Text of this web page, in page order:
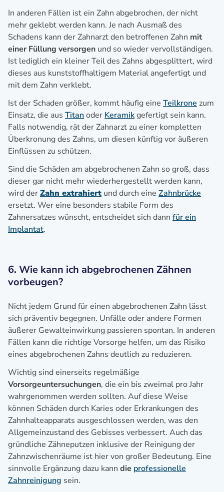
In anderen Fällen ist ein Zahn abgebrochen, der nicht
mehr geklebt werden kann. Je nach Ausmaß des
Schadens kann der Zahnarzt den betroffenen Zahn mit
einer Füllung versorgen und so wieder vervollständigen.
Ist lediglich ein kleiner Teil des Zahns abgesplittert, wird
dieses aus kunststoffhaltigem Material angefertigt und
mit dem Zahn verklebt.
Ist der Schaden größer, kommt häufig eine Teilkrone zum
Einsatz, die aus Titanoder Keramikgefertigt sein kann.
Falls notwendig, rät der Zahnarzt zu einer kompletten
Überkronung des Zahns, um diesen künftig vor äußeren
Einflüssen zu schützen.
Sind die Schäden am abgebrochenen Zahn so groß, dass
dieser gar nicht mehr wiederhergestellt werden kann,
wird derZahn extrahiert und durch eine Zahnbrücke
ersetzt. Wer eine besonders stabile Form des
Zahnersatzes wünscht, entscheidet sich dann für ein
Implantat.
6. Wie kann ich abgebrochenen Zähnen
vorbeugen?
Nicht jedem Grund für einen abgebrochenen Zahn lässt
sich präventiv begegnen. Unfälle oder andere Formen
äußerer Gewalteinwirkung passieren spontan. In anderen
Fällen kann die richtige Vorsorge helfen, um das Risiko
eines abgebrochenen Zahns deutlich zu reduzieren.
Wichtig sind einerseits regelmäßige
Vorsorgeuntersuchungen, die ein bis zweimal pro Jahr
wahrgenommen werden sollten. Auf diese Weise
können Schäden durch Karies oder Erkrankungen des
Zahnhalteapparats ausgeschlossen werden, was den
Allgemeinzustand des Gebisses verbessert. Auch das
gründliche Zähneputzen inklusive der Reinigung der
Zahnzwischenräume ist hier von großer Bedeutung. Eine
sinnvolle Ergänzung dazu kann die professionelle
Zahnreinigung sein.